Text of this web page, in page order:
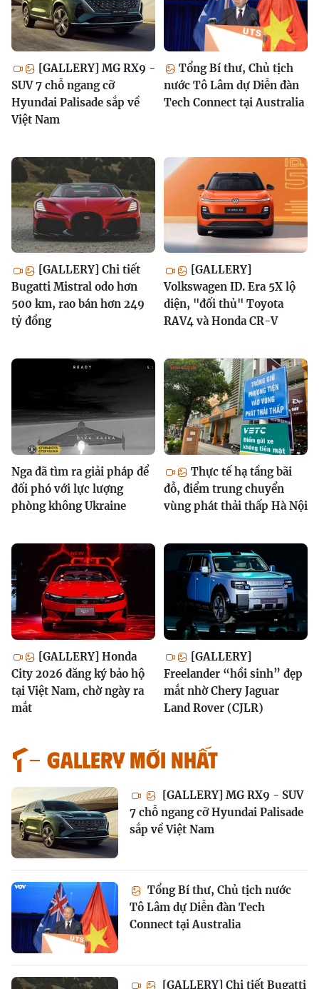
[GALLERY] MG RX9 -
SUV 7 chỗ ngang cỡ
Hyundai Palisade sắp về
Việt Nam
Tổng Bí thư, Chủ tịch
nước Tô Lâm dự Diễn đàn
Tech Connect tại Australia
[GALLERY] Chi tiết
Bugatti Mistral odo hơn
500 km, rao bán hơn 249
tỷ đồng
[GALLERY]
Volkswagen ID. Era 5X lộ
diện, "đối thủ" Toyota
RAV4 và Honda CR-V
Nga đã tìm ra giải pháp để
đối phó với lực lượng
phòng không Ukraine
Thực tế hạ tầng bãi
đỗ, điểm trung chuyển
vùng phát thải thấp Hà Nội
[GALLERY] Honda
City 2026 đăng ký bảo hộ
tại Việt Nam, chờ ngày ra
mắt
[GALLERY]
Freelander “hồi sinh” đẹp
mắt nhờ Chery Jaguar
Land Rover (CJLR)
GALLERY MỚI NHẤT
[GALLERY] MG RX9 - SUV
7 chỗ ngang cỡ Hyundai Palisade
sắp về Việt Nam
Tổng Bí thư, Chủ tịch nước
Tô Lâm dự Diễn đàn Tech
Connect tại Australia
[GALLERY] Chi tiết Bugatti